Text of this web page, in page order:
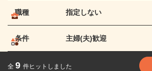
職種 指定しない
条件 主婦(夫)歓迎
全 9 件ヒットしました